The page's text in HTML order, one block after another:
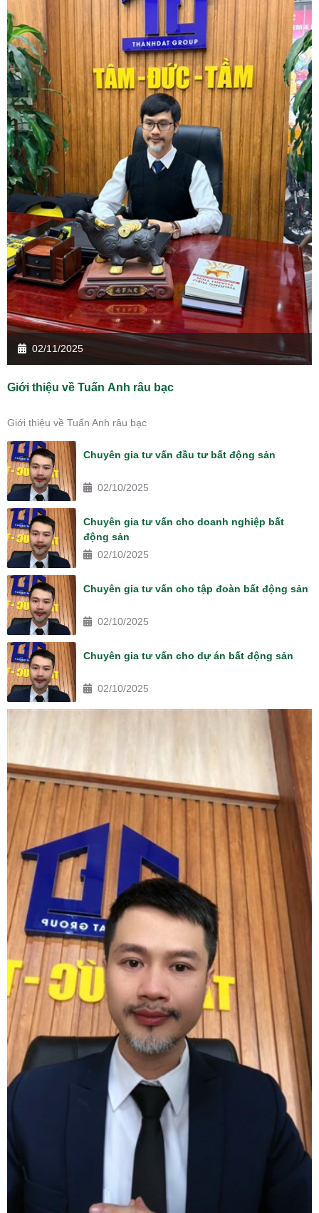
02/11/2025
Giới thiệu về Tuấn Anh râu bạc
Giới thiệu về Tuấn Anh râu bạc
Chuyên gia tư vấn đầu tư bất động sản
02/10/2025
Chuyên gia tư vấn cho doanh nghiệp bất
động sản
02/10/2025
Chuyên gia tư vấn cho tập đoàn bất động sản
02/10/2025
Chuyên gia tư vấn cho dự án bất động sản
02/10/2025